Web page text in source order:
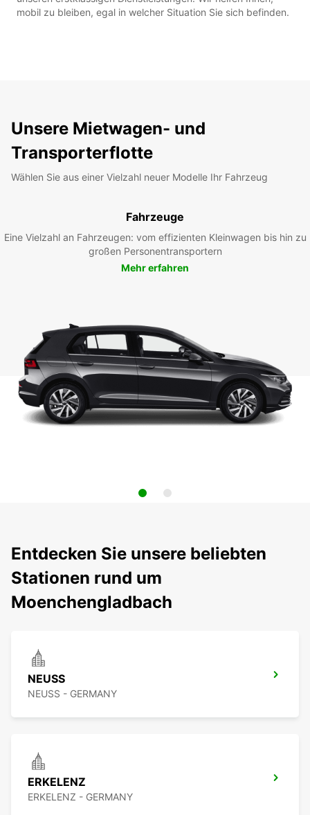
mobil zu bleiben, egal in welcher Situation Sie sich befinden.
Unsere Mietwagen- und
Transporterflotte
Wählen Sie aus einer Vielzahl neuer Modelle Ihr Fahrzeug
Fahrzeuge
Eine Vielzahl an Fahrzeugen: vom effizienten Kleinwagen bis hin zu
großen Personentransportern
Mehr erfahren
Entdecken Sie unsere beliebten
Stationen rund um
Moenchengladbach
NEUSS
NEUSS - GERMANY
ERKELENZ
ERKELENZ - GERMANY